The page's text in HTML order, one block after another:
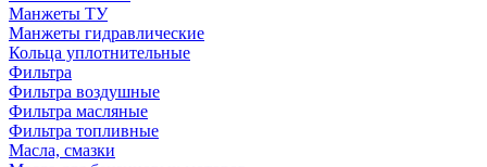
Манжеты ТУ
Манжеты гидравлические
Кольца уплотнительные
Фильтра
Фильтра воздушные
Фильтра масляные
Фильтра топливные
Масла, смазки